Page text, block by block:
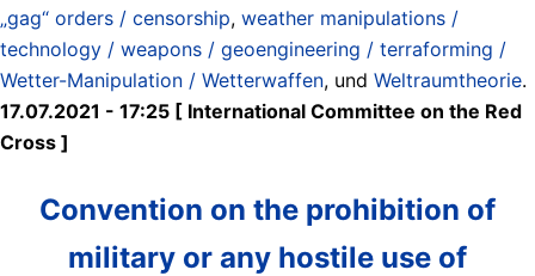
„gag“ orders / censorship, weather manipulations /
technology / weapons / geoengineering / terraforming /
Wetter-Manipulation / Wetterwaffen, und Weltraumtheorie.
17.07.2021 - 17:25 [ International Committee on the Red
Cross ]
Convention on the prohibition of
military or any hostile use of